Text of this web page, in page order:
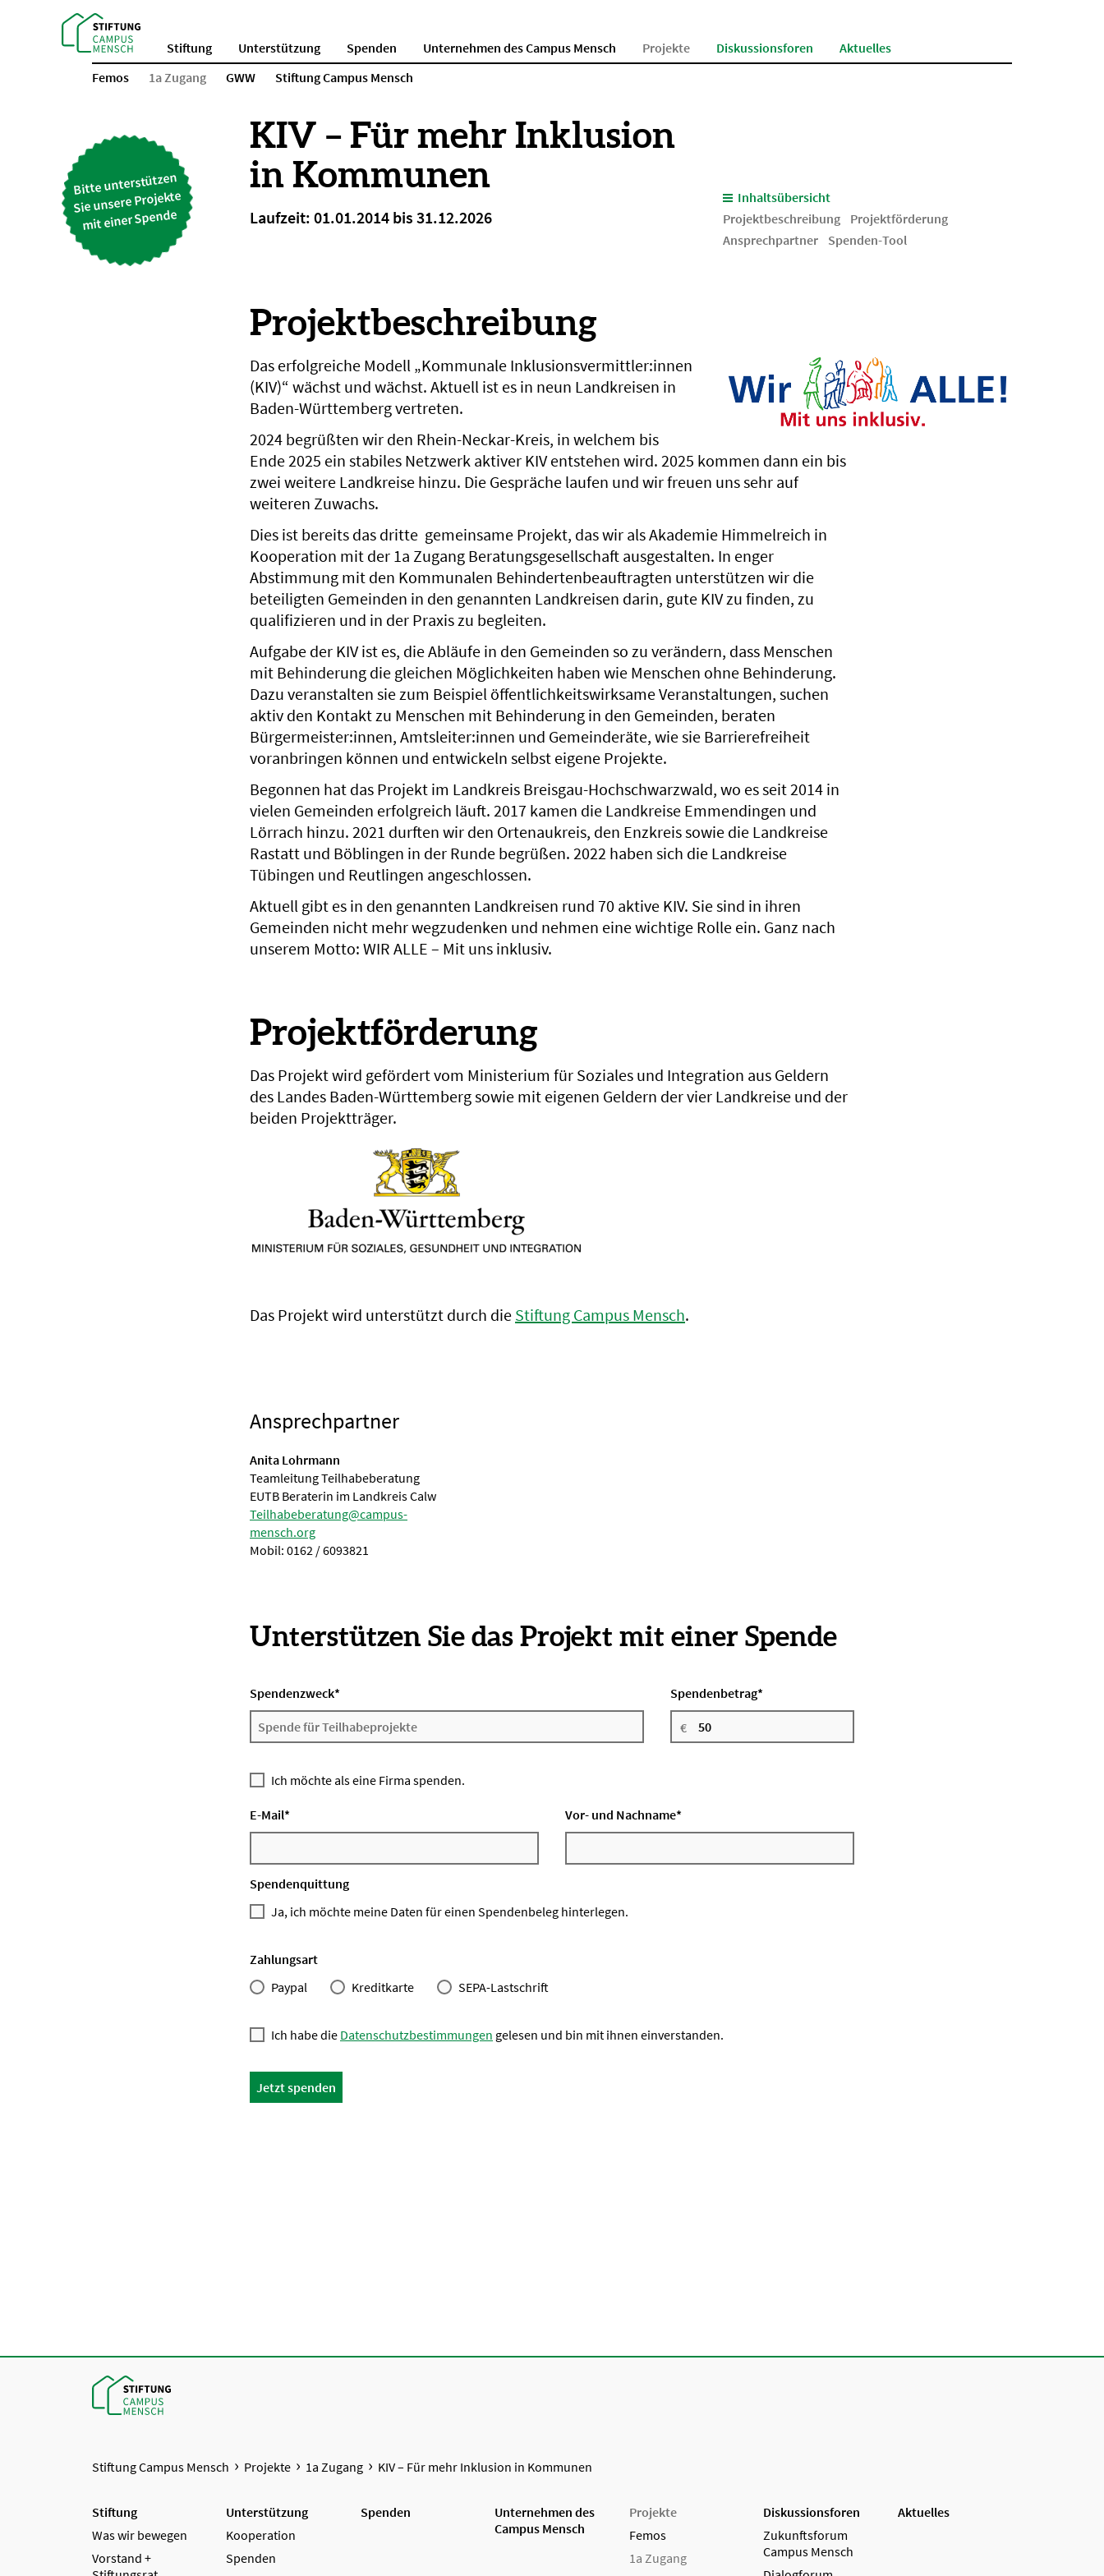
Stiftung Unterstützung Spenden Unternehmen des Campus Mensch Projekte Diskussionsforen
Aktuelles
Femos
1a Zugang GWW Stiftung Campus Mensch
KIV – Für mehr Inklusion
in Kommunen
Laufzeit: 01.01.2014 bis 31.12.2026
Inhaltsübersicht
Projektbeschreibung
Projektförderung
Ansprechpartner
Spenden-Tool
Bitte unterstützen
Sie unsere Projekte
mit einer Spende
Projektbeschreibung
Das erfolgreiche Modell „Kommunale Inklusionsvermittler:innen
(KIV)“ wächst und wächst. Aktuell ist es in neun Landkreisen in
Baden-Württemberg vertreten.
2024 begrüßten wir den Rhein-Neckar-Kreis, in welchem bis
Ende 2025 ein stabiles Netzwerk aktiver KIV entstehen wird. 2025 kommen dann ein bis
zwei weitere Landkreise hinzu. Die Gespräche laufen und wir freuen uns sehr auf
weiteren Zuwachs.
Dies ist bereits das dritte gemeinsame Projekt, das wir als Akademie Himmelreich in
Kooperation mit der 1a Zugang Beratungsgesellschaft ausgestalten. In enger
Abstimmung mit den Kommunalen Behindertenbeauftragten unterstützen wir die
beteiligten Gemeinden in den genannten Landkreisen darin, gute KIV zu finden, zu
qualifizieren und in der Praxis zu begleiten.
Aufgabe der KIV ist es, die Abläufe in den Gemeinden so zu verändern, dass Menschen
mit Behinderung die gleichen Möglichkeiten haben wie Menschen ohne Behinderung.
Dazu veranstalten sie zum Beispiel öffentlichkeitswirksame Veranstaltungen, suchen
aktiv den Kontakt zu Menschen mit Behinderung in den Gemeinden, beraten
Bürgermeister:innen, Amtsleiter:innen und Gemeinderäte, wie sie Barrierefreiheit
voranbringen können und entwickeln selbst eigene Projekte.
Begonnen hat das Projekt im Landkreis Breisgau-Hochschwarzwald, wo es seit 2014 in
vielen Gemeinden erfolgreich läuft. 2017 kamen die Landkreise Emmendingen und
Lörrach hinzu. 2021 durften wir den Ortenaukreis, den Enzkreis sowie die Landkreise
Rastatt und Böblingen in der Runde begrüßen. 2022 haben sich die Landkreise
Tübingen und Reutlingen angeschlossen.
Aktuell gibt es in den genannten Landkreisen rund 70 aktive KIV. Sie sind in ihren
Gemeinden nicht mehr wegzudenken und nehmen eine wichtige Rolle ein. Ganz nach
unserem Motto: WIR ALLE – Mit uns inklusiv.
Projektförderung
Das Projekt wird gefördert vom Ministerium für Soziales und Integration aus Geldern
des Landes Baden-Württemberg sowie mit eigenen Geldern der vier Landkreise und der
beiden Projektträger.
Das Projekt wird unterstützt durch die Stiftung Campus Mensch.
Ansprechpartner
Anita Lohrmann
Teamleitung Teilhabeberatung
EUTB Beraterin im Landkreis Calw
Teilhabeberatung@campus-
mensch.org
Mobil: 0162 / 6093821
Unterstützen Sie das Projekt mit einer Spende
Spendenzweck* Spendenbetrag*
Ich möchte als eine Firma spenden.
E-Mail* Vor- und Nachname*
Spendenquittung
Ja, ich möchte meine Daten für einen Spendenbeleg hinterlegen.
Zahlungsart
Paypal
Kreditkarte SEPA-Lastschrift
Ich habe die Datenschutzbestimmungen gelesen und bin mit ihnen einverstanden.
Jetzt spenden
Stiftung Campus Mensch Projekte 1a Zugang KIV – Für mehr Inklusion in Kommunen
Stiftung
Was wir bewegen
Vorstand +
Unterstützung
Kooperation
Spenden
Spenden
Unternehmen des
Campus Mensch
Projekte
Femos
1a Zugang
Diskussionsforen
Zukunftsforum
Campus Mensch
Aktuelles